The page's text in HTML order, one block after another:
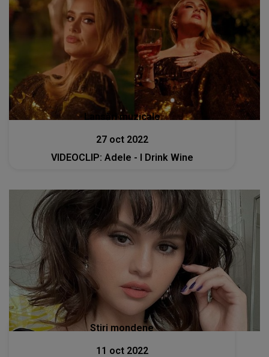
Lansări muzicale
27 oct 2022
VIDEOCLIP: Adele - I Drink Wine
Stiri mondene
11 oct 2022